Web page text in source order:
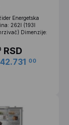
Energetska
262l (193l
Dimenzije:
RSD
00